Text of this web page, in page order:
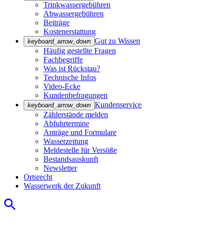
Trinkwassergebühren
Abwassergebühren
Beiträge
Kostenerstattung
keyboard_arrow_down Gut zu Wissen
Häufig gestellte Fragen
Fachbegriffe
Was ist Rückstau?
Technische Infos
Video-Ecke
Kundenbefragungen
keyboard_arrow_down Kundenservice
Zählerstände melden
Abfuhrtermine
Anträge und Formulare
Wasserzeitung
Meldestelle für Versöße
Bestandsauskunft
Newsletter
Ortsrecht
Wasserwerk der Zukunft